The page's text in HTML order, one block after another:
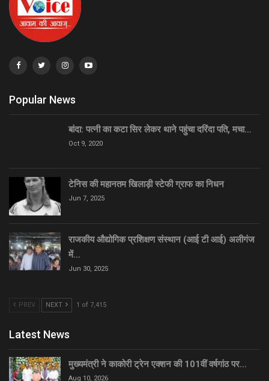
Popular News
बांदा: पत्नी का कटा सिर लेकर थाने पहुंचा दरिंदा पति, मचा…
Oct 9, 2020
टेनिस की महानतम खिलाड़ी स्टेफी ग्राफ का निधन
Jun 7, 2025
राजकीय औद्योगिक प्रशिक्षण संस्थान (आई टी आई) अलीगंज
में…
Jun 30, 2025
PREV NEXT 1 of 7,415
Latest News
मुख्यमंत्री ने काकोरी ट्रेन एक्शन की 101वीं वर्षगांठ पर…
Aug 10, 2026